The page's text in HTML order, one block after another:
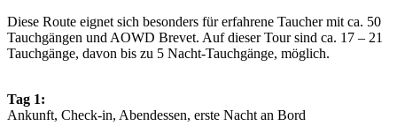
Diese Route eignet sich besonders für erfahrene Taucher mit ca. 50
Tauchgängen und AOWD Brevet. Auf dieser Tour sind ca. 17 – 21
Tauchgänge, davon bis zu 5 Nacht-Tauchgänge, möglich.
Tag 1:
Ankunft, Check-in, Abendessen, erste Nacht an Bord